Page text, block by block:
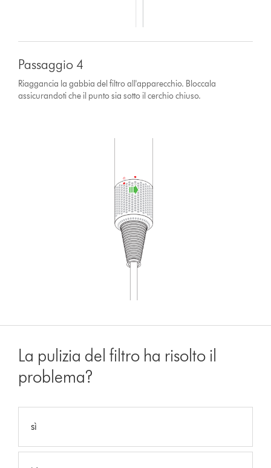
Passaggio 4
Riaggancia la gabbia del filtro all'apparecchio. Bloccala
assicurandoti che il punto sia sotto il cerchio chiuso.
La pulizia del filtro ha risolto il
problema?
sì